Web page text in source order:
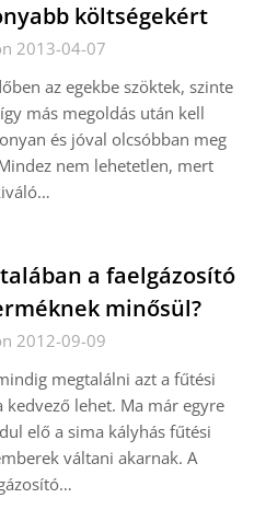
költségekért
2013-04-07
az egekbe szöktek, szinte
más megoldás után kell
és jóval olcsóbban meg
nem lehetetlen, mert
a faelgázosító
minősül?
2012-09-09
megtalálni azt a fűtési
lehet. Ma már egyre
elő a sima kályhás fűtési
váltani akarnak. A